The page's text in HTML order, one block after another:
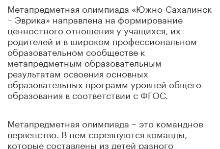
Метапредметная олимпиада «Южно-Сахалинск
– Эврика» направлена на формирование
ценностного отношения у учащихся, их
родителей и в широком профессиональном
образовательном сообществе к
метапредметным образовательным
результатам освоения основных
образовательных программ уровней общего
образования в соответствии с ФГОС.
Метапредметная олимпиада – это командное
первенство. В нем соревнуются команды,
которые составлены из детей разного